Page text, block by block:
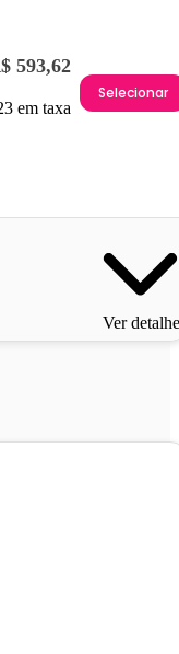
593,62
em taxa
Selecionar
Ver